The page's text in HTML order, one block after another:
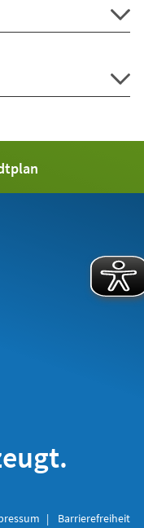
Barrierefreiheit